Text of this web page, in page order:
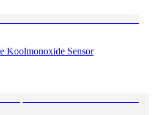
Koolmonoxide Sensor